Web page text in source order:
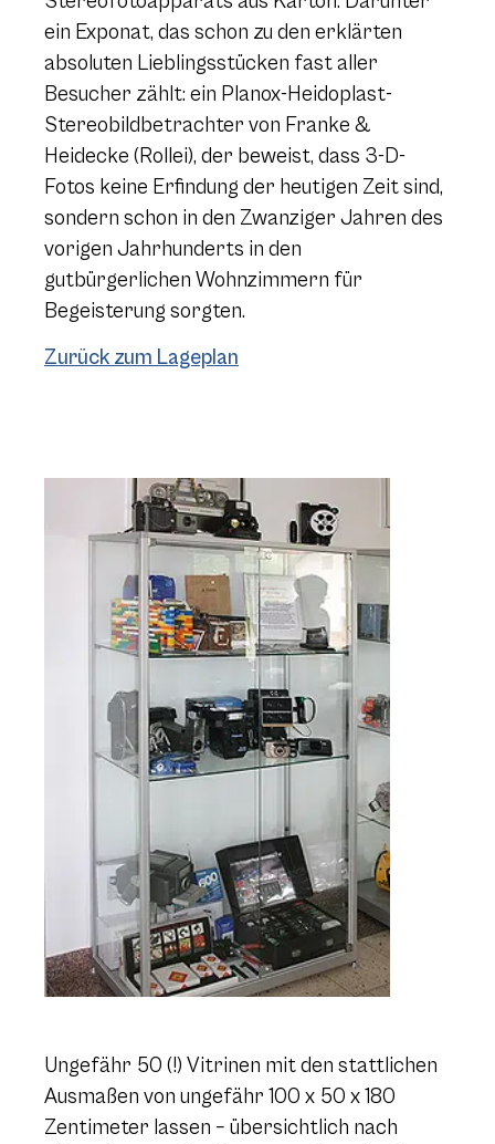
ein Exponat, das schon zu den erklärten
absoluten Lieblingsstücken fast aller
Besucher zählt: ein Planox-Heidoplast-
Stereobildbetrachter von Franke &
Heidecke (Rollei), der beweist, dass 3-D-
Fotos keine Erfindung der heutigen Zeit sind,
sondern schon in den Zwanziger Jahren des
vorigen Jahrhunderts in den
gutbürgerlichen Wohnzimmern für
Begeisterung sorgten.
Zurück zum Lageplan
Ungefähr 50 (!) Vitrinen mit den stattlichen
Ausmaßen von ungefähr 100 x 50 x 180
Zentimeter lassen – übersichtlich nach